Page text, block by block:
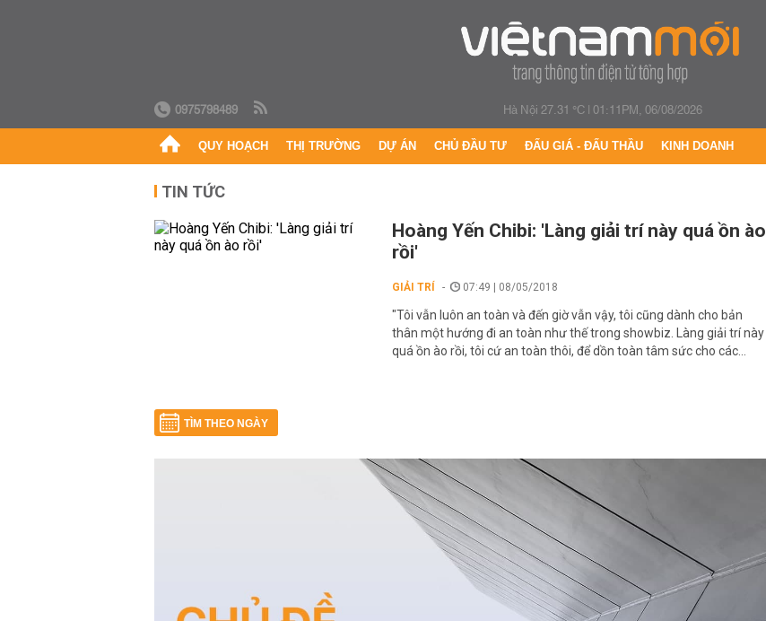
0975798489 Hà Nội 27.31 °C|01:11PM, 06/08/2026
QUY HOẠCH THỊ TRƯỜNG DỰ ÁN CHỦ ĐẦU TƯ ĐẤU GIÁ - ĐẤU THẦU KINH DOANH
TIN TỨC
Hoàng Yến Chibi: 'Làng giải trí này quá ồn ào
rồi'
GIẢI TRÍ 07:49 | 08/05/2018
"Tôi vẫn luôn an toàn và đến giờ vẫn vậy, tôi cũng dành cho bản
thân một hướng đi an toàn như thế trong showbiz. Làng giải trí này
quá ồn ào rồi, tôi cứ an toàn thôi, để dồn toàn tâm sức cho các...
TÌM THEO NGÀY